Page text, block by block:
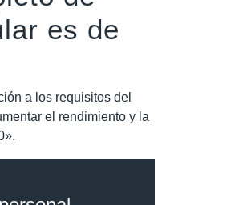
es de
a los requisitos del
el rendimiento y la